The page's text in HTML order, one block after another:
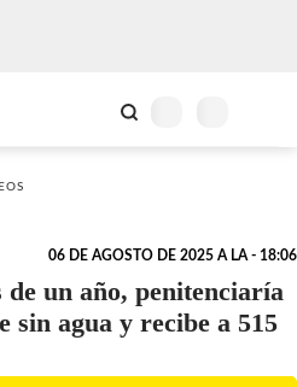
06 DE AGOSTO DE 2025 A LA - 18:06
un año, penitenciaría
sin agua y recibe a 515